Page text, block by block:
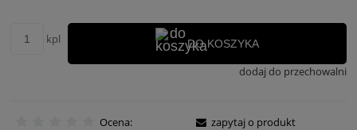
kpl DO KOSZYKA
dodaj do przechowalni
Ocena:
zapytaj o produkt